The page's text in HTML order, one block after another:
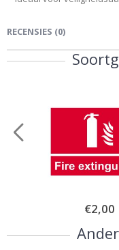
RECENSIES (0)
Special
Price
€2,00